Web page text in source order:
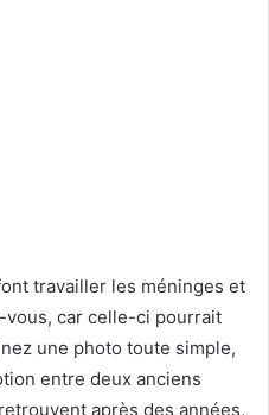
travailler les méninges et
car celle-ci pourrait
une photo toute simple,
entre deux anciens
après des années,